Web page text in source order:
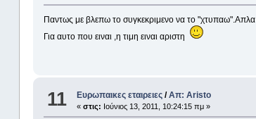
Παντως με βλεπω το συγκεκριμενο να το
Για αυτο που ειναι ,η τιμη ειναι αριστη
11 Ευρωπαικες εταιρειες /Απ: Aristo
«στις: Ιούνιος 13, 2011, 10:24:15 πμ »